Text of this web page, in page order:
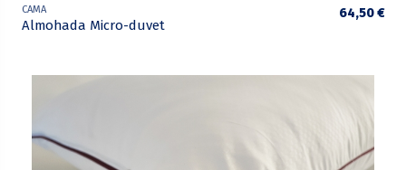
CAMA
Almohada Micro-duvet
64,50 €